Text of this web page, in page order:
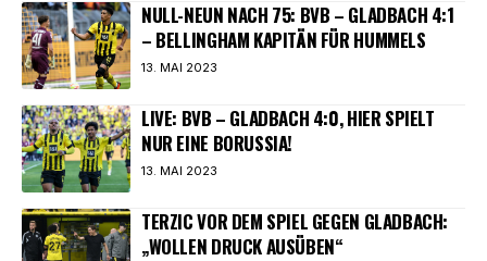
NULL-NEUN NACH 75: BVB – GLADBACH 4:1
– BELLINGHAM KAPITÄN FÜR HUMMELS
13. MAI 2023
LIVE: BVB – GLADBACH 4:0, HIER SPIELT
NUR EINE BORUSSIA!
13. MAI 2023
TERZIC VOR DEM SPIEL GEGEN GLADBACH:
„WOLLEN DRUCK AUSÜBEN“